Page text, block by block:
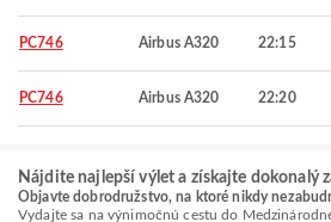
PC746 Airbus A320 22:15
PC746 Airbus A320 22:20
Nájdite najlepší výlet a získajte dokonalý
Objavte dobrodružstvo, na ktoré nikdy
Vydajte sa na výnimočnú cestu do